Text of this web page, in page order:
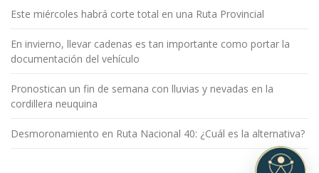
Este miércoles habrá corte total en una Ruta Provincial
En invierno, llevar cadenas es tan importante como portar la
documentación del vehículo
Pronostican un fin de semana con lluvias y nevadas en la
cordillera neuquina
Desmoronamiento en Ruta Nacional 40: ¿Cuál es la alternativa?